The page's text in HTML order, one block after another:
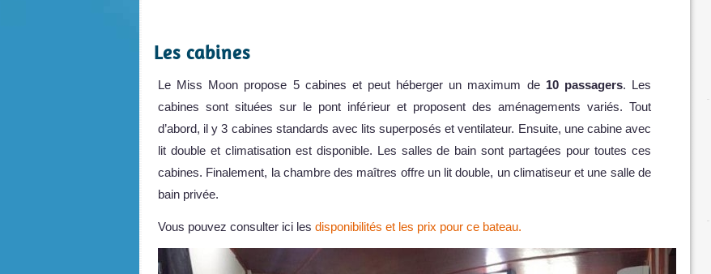
Les cabines
Le Miss Moon propose 5 cabines et peut héberger un maximum de10 passagers. Les
cabines sont situées sur le pont inférieur et proposent des aménagements variés. Tout
d’abord, il y 3 cabines standards avec lits superposés et ventilateur. Ensuite, une cabine avec
lit double et climatisation est disponible. Les salles de bain sont partagées pour toutes ces
cabines. Finalement, la chambre des maîtres offre un lit double, un climatiseur et une salle de
bain privée.
Vous pouvez consulter ici les disponibilités et les prix pour ce bateau.